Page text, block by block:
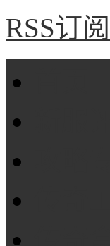
RSS订阅